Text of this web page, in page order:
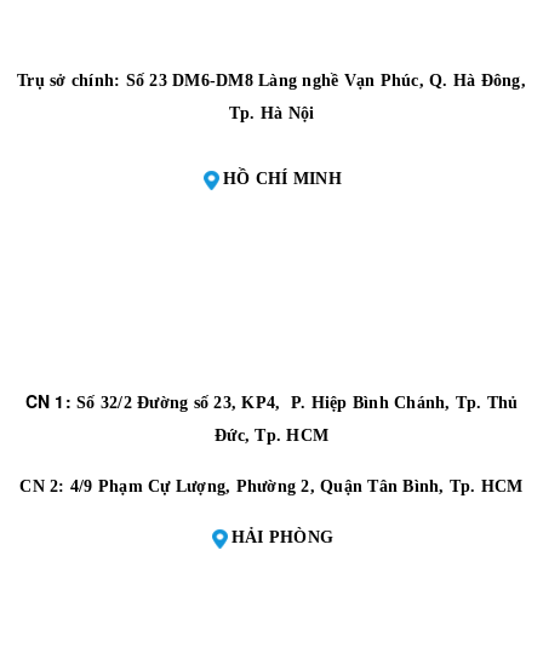
Trụ sở chính: Số 23 DM6-DM8 Làng nghề Vạn Phúc, Q. Hà Đông,
Tp. Hà Nội
HỒ CHÍ MINH
CN 1: Số 32/2 Đường số 23, KP4, P. Hiệp Bình Chánh, Tp. Thủ
Đức, Tp. HCM
CN 2: 4/9 Phạm Cự Lượng, Phường 2, Quận Tân Bình, Tp. HCM
HẢI PHÒNG